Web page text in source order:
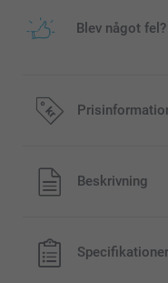
Blev något fel?
Alla priser är i svenska
exklusive porto.
Beskrivning
Specifikationer